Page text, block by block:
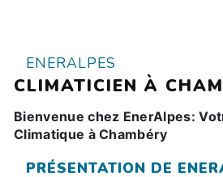
ENERALPES
CLIMATICIEN À
Bienvenue chez EnerAlpes:
Climatique à Chambéry
PRÉSENTATION DE